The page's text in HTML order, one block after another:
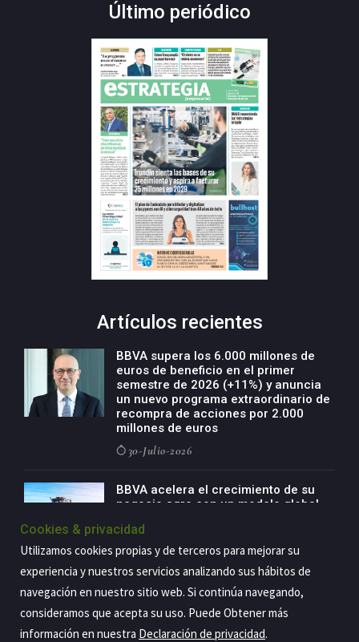
Último periódico
Artículos recientes
BBVA supera los 6.000 millones de
euros de beneficio en el primer
semestre de 2026 (+11%) y anuncia
un nuevo programa extraordinario de
recompra de acciones por 2.000
millones de euros
30-Julio-2026
BBVA acelera el crecimiento de su
negocio agro con un modelo global
países
29-Julio-2026
Copyright@2026 Estrategia Empresarial
Cookies & privacidad
Utilizamos cookies propias y de terceros para mejorar su
experiencia y nuestros servicios analizando sus hábitos de
navegación en nuestro sitio web. Si continúa navegando,
consideramos que acepta su uso. Puede Obtener más
información en nuestra Declaración de privacidad.